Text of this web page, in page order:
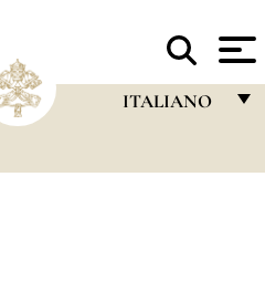
ITALIANO